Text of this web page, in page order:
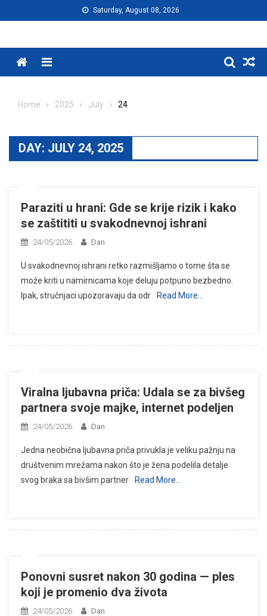
to
Saturday, August 08, 2026
Menu
Home 2025 July 24
DAY: JULY 24, 2025
Paraziti u hrani: Gde se krije rizik i kako
se zaštititi u svakodnevnoj ishrani
24/05/2026 Dan
U svakodnevnoj ishrani retko razmišljamo o tome šta se
može kriti u namirnicama koje deluju potpuno bezbedno.
Ipak, stručnjaci upozoravaju da odr
Read More…
Viralna ljubavna priča: Udala se za bivšeg
partnera svoje majke, internet podeljen
24/05/2026 Dan
Jedna neobična ljubavna priča privukla je veliku pažnju na
društvenim mrežama nakon što je žena podelila detalje
svog braka sa bivšim partner
Read More…
Ponovni susret nakon 30 godina — ples
koji je promenio dva života
24/05/2026 Dan